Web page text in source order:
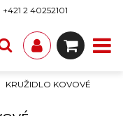
+421 2 40252101
KRUŽIDLO KOVOVÉ